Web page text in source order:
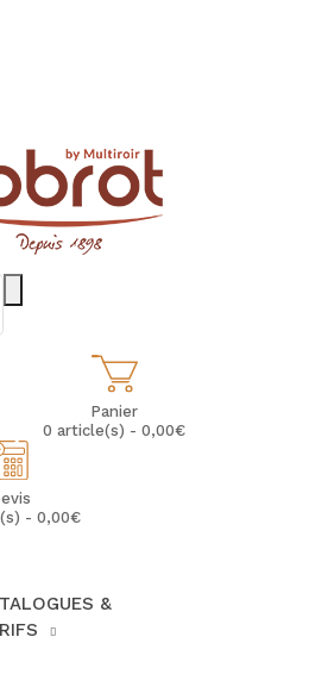
Panier
0 article(s) - 0,00€
- 0,00€
&